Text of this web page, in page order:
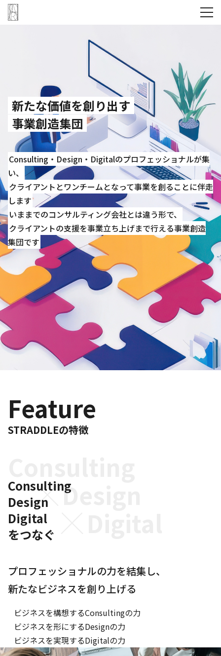
新たな価値を創り出す
事業創造集団
Consulting・Design・Digitalのプロフェッショナルが集
い、
クライアントとワンチームとなって事業を創ることに伴走
します
いままでのコンサルティング会社とは違う形で、
クライアントの支援を事業立ち上げまで行える事業創造
集団です
STRADDLEの特徴
Feature
Consulting
Design
Digital
をつなぐ
Design
プロフェッショナルの力を結集し、
新たなビジネスを創り上げる
ビジネスを構想するConsultingの力
ビジネスを形にするDesignの力
ビジネスを実現するDigitalの力